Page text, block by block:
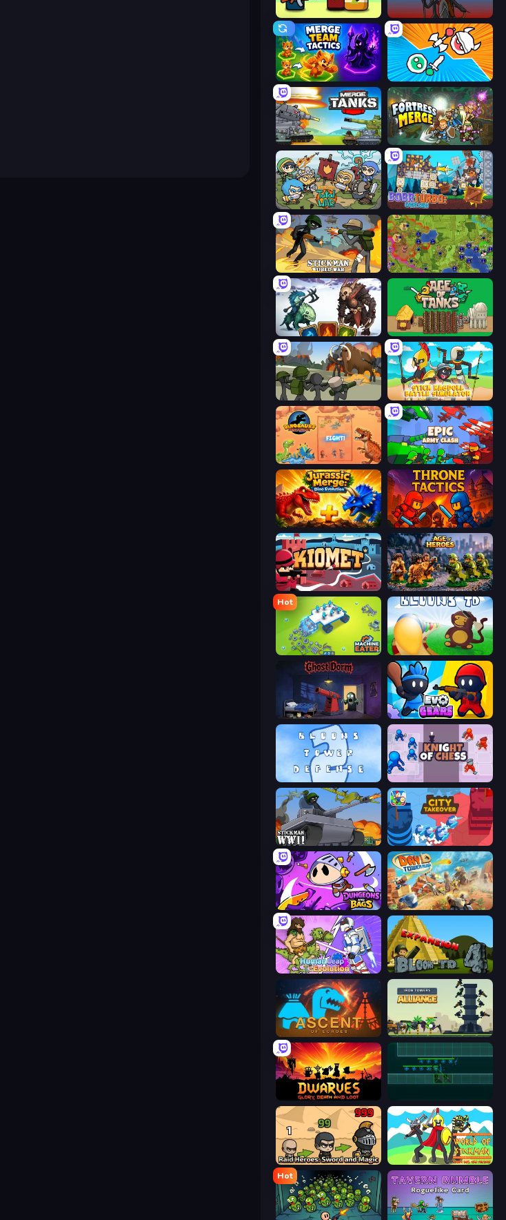
Zombie Horde: Build & Survive Stick War
Merge Team Tactics Merge Knights!
Merge Master Tanks: Tank Wars Fortress Merge
Raid Heroes: Total War Bobr Turbo: Craft Cars
Stickman World War Hex Empire
Dark Stones: Card Battle RPG Age of Tanks Warriors: TD War
Stickman History Battle Stick Ragdoll Battle Simulator
Dinosaurs Merge Master Epic Army Clash
Jurassic Merge: Dino Evolution Throne Tactics
Kiomet Age of Heroes
Hot
Machine Eater Bloons Tower Defense
Ghost Dorm Evo Gears
Knight of Chess
Stickman WW2 City Takeover
Dungeons and Bags Day D Tower Rush
Human Leap: Evolution Bloons Tower Defense 4 Expansion
Ascent of Echoes Iron Towers Alliance
Raid Heroes: Sword and Magic World of Stickman Classic RTS
Hot